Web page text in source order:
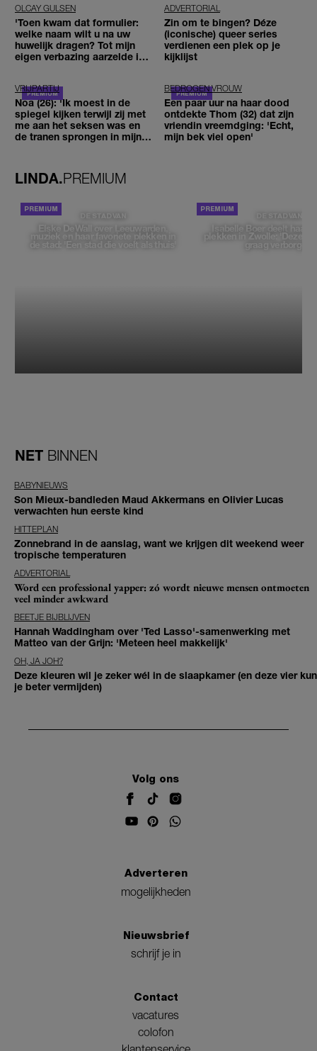
OLCAY GULSEN
'Toen kwam dat formulier:
welke naam wilt u na uw
huwelijk dragen? Tot mijn
eigen verbazing aarzelde ik
ADVERTORIAL
Zin om te bingen? Déze
(iconische) queer series
verdienen een plek op je
kijklijst
VRIJPARTIJ
Noa (26): 'Ik moest in de
spiegel kijken terwijl zij met
me aan het seksen was en
de tranen sprongen in mijn
BEDROGEN VROUW
Een paar uur na haar dood
ontdekte Thom (32) dat zijn
vriendin vreemdging: 'Echt,
mijn bek viel open'
LINDA.PREMIUM
DE STAD VAN
Elske DeWall over Leeuwarden,
muziek en haar favoriete plekken in
de stad: 'Een stad die voelt als thuis'
DE STAD VAN
Isabelle Boer deelt haar
plekken in Zwolle: 'Deze
graag verborgen'
NET BINNEN
BABYNIEUWS
Son Mieux-bandleden Maud Akkermans en Olivier Lucas
verwachten hun eerste kind
HITTEPLAN
Zonnebrand in de aanslag, want we krijgen dit weekend weer
tropische temperaturen
ADVERTORIAL
Word een professional yapper: zó wordt nieuwe mensen ontmoeten
veel minder awkward
BEETJE BIJBLIJVEN
Hannah Waddingham over 'Ted Lasso'-samenwerking met
Matteo van der Grijn: 'Meteen heel makkelijk'
OH, JA JOH?
Deze kleuren wil je zeker wél in de slaapkamer (en deze vier kun
je beter vermijden)
Volg ons
Adverteren
mogelijkheden
Nieuwsbrief
schrijf je in
Contact
vacatures
colofon